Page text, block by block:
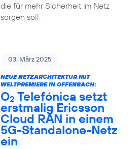
die für mehr Sicherheit im Netz
sorgen soll.
03. März 2025
NEUE NETZARCHITEKTUR MIT
WELTPREMIERE IN OFFENBACH:
O2 Telefónica setzt
erstmalig Ericsson
Cloud RAN in einem
5G-Standalone-Netz
ein